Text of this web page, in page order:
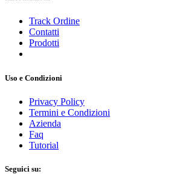
Track Ordine
Contatti
Prodotti
Uso e Condizioni
Privacy Policy
Termini e Condizioni
Azienda
Faq
Tutorial
Seguici su: